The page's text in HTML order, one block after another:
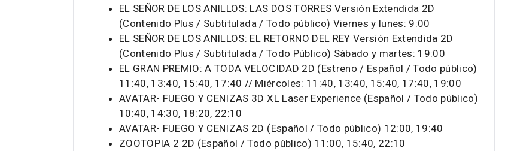
EL SEÑOR DE LOS ANILLOS: LAS DOS TORRES Versión Extendida 2D
(Contenido Plus / Subtitulada / Todo público) Viernes y lunes: 9:00
EL SEÑOR DE LOS ANILLOS: EL RETORNO DEL REY Versión Extendida 2D
(Contenido Plus / Subtitulada / Todo Público) Sábado y martes: 19:00
EL GRAN PREMIO: A TODA VELOCIDAD 2D (Estreno / Español / Todo público)
11:40, 13:40, 15:40, 17:40 // Miércoles: 11:40, 13:40, 15:40, 17:40, 19:00
AVATAR- FUEGO Y CENIZAS 3D XL Laser Experience (Español / Todo público)
10:40, 14:30, 18:20, 22:10
AVATAR- FUEGO Y CENIZAS 2D (Español / Todo público) 12:00, 19:40
ZOOTOPIA 2 2D (Español / Todo público) 11:00, 15:40, 22:10